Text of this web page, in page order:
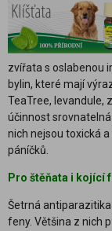
zvířata s oslabenou
bylin, které mají
TeaTree, levandule,
účinnost
nich nejsou toxická
páníčků.
Pro štěňata i kojící
Šetrná
feny. Většina z nich